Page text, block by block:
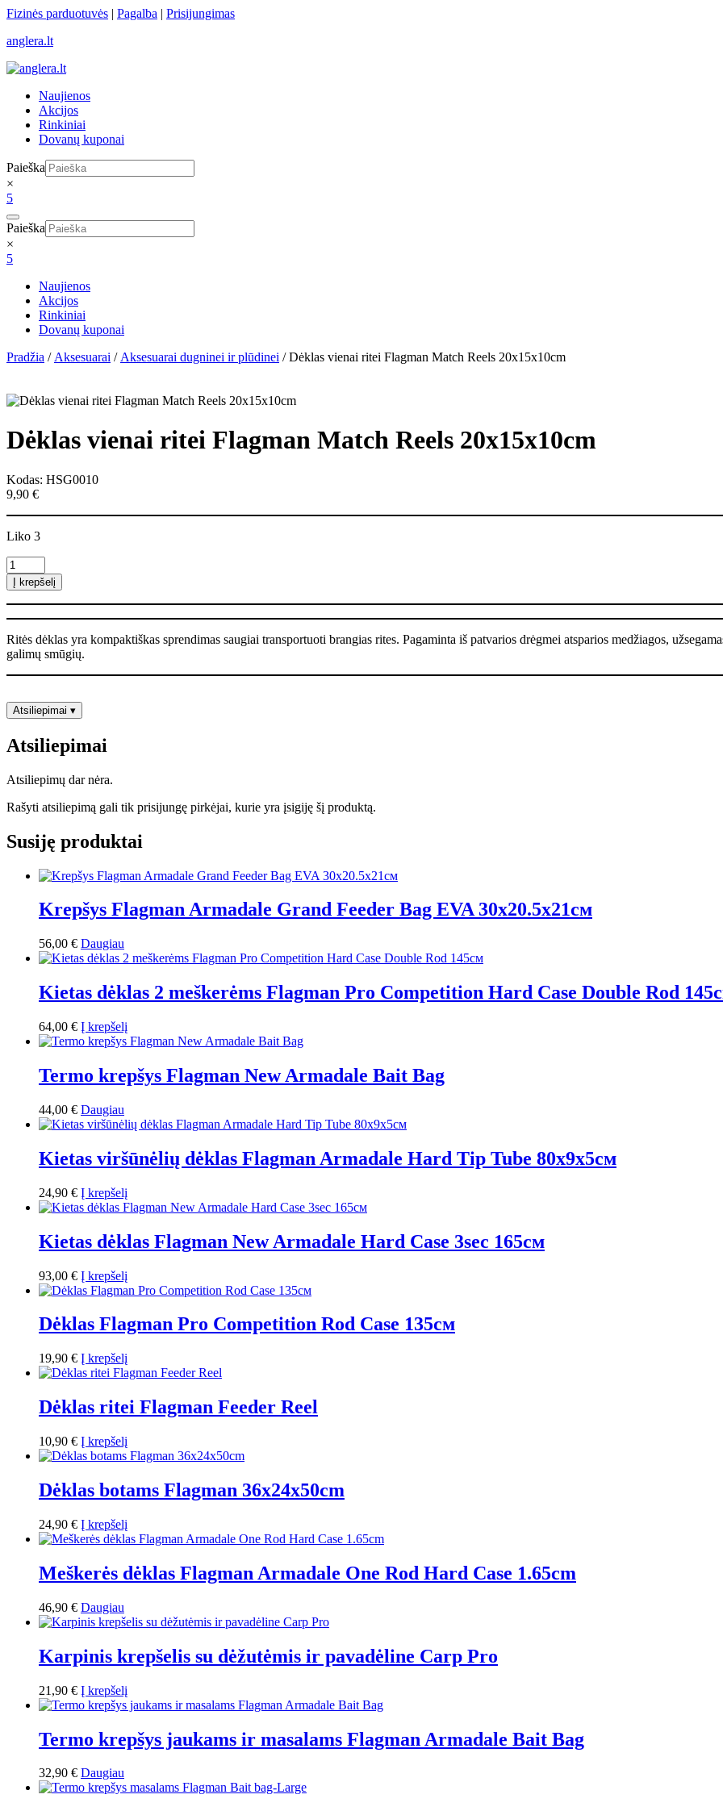
Skip
content
Fizinės parduotuvės | Pagalba | Prisijungimas
anglera.lt
Naujienos
Akcijos
Rinkiniai
Dovanų kuponai
Paieška
×
5
Paieška
×
5
Naujienos
Akcijos
Rinkiniai
Dovanų kuponai
Pradžia / Aksesuarai / Aksesuarai dugninei ir plūdinei / Dėklas vienai ritei Flagman Match Reels 20х15х10cm
Dėklas vienai ritei Flagman Match Reels 20х15х10cm
Kodas: HSG0010
9,90 €
Liko 3
produkto
kiekis:
Dėklas
vienai
ritei
Flagman
Match
Reels
20х15х10cm
Į krepšelį
Ritės dėklas yra kompaktiškas sprendimas saugiai transportuoti brangias rites. Pagaminta iš patvarios drėgmei atsparios medžiagos,
galimų smūgių.
Atsiliepimai ▾
Atsiliepimai
Atsiliepimų dar nėra.
Rašyti atsiliepimą gali tik prisijungę pirkėjai, kurie yra įsigiję šį produktą.
Susiję produktai
Krepšys Flagman Armadale Grand Feeder Bag EVA 30х20.5х21см
56,00 € Daugiau
Kietas dėklas 2 meškerėms Flagman Pro Competition Hard Case Double Rod
64,00 € Į krepšelį
Termo krepšys Flagman New Armadale Bait Bag
44,00 € Daugiau
Kietas viršūnėlių dėklas Flagman Armadale Hard Tip Tube 80х9х5см
24,90 € Į krepšelį
Kietas dėklas Flagman New Armadale Hard Case 3sec 165см
93,00 € Į krepšelį
Dėklas Flagman Pro Competition Rod Case 135см
19,90 € Į krepšelį
Dėklas ritei Flagman Feeder Reel
10,90 € Į krepšelį
Dėklas botams Flagman 36х24х50cm
24,90 € Į krepšelį
Meškerės dėklas Flagman Armadale One Rod Hard Case 1.65cm
46,90 € Daugiau
Karpinis krepšelis su dėžutėmis ir pavadėline Сarp Pro
21,90 € Į krepšelį
Termo krepšys jaukams ir masalams Flagman Armadale Bait Bag
32,90 € Daugiau